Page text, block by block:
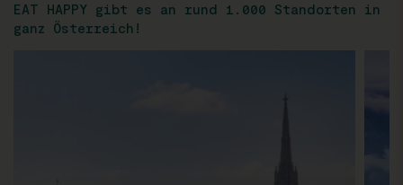
EAT HAPPY gibt es an rund 1.000 Standorten in
ganz Österreich!